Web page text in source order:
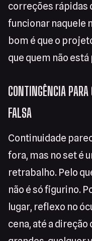
correções rápidas
funcionar naquele
bom é que o
que quem não
CONTINGÊNCIA
FALSA
Continuidade
fora, mas no set é
retrabalho. Pelo
não é só figurino.
lugar, reflexo no
cena, até a